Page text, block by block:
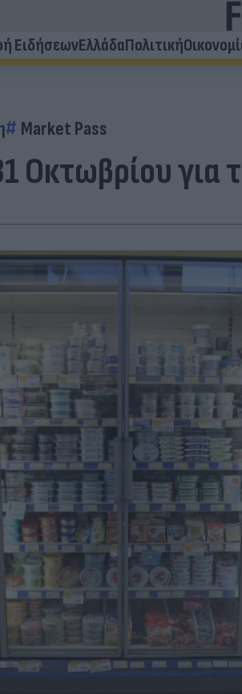
ΕιδήσεωνΕλλάδαΠολιτική
Market Pass
Οκτωβρίου για